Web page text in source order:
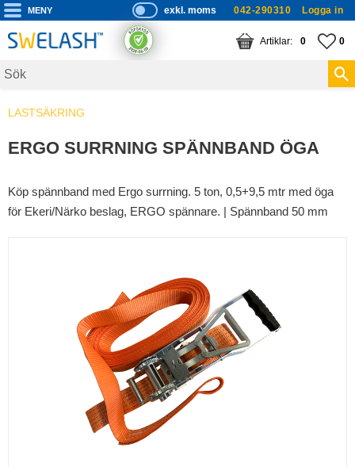
Meny
P
ri
s
s
exkl. moms 042-290310 Logga in
0
KUNDVAGN
ANTAL 0
LASTSÄKRING
ERGO SURRNING SPÄNNBAND ÖGA
Köp spännband med Ergo surrning. 5 ton, 0,5+9,5 mtr med öga
för Ekeri/Närko beslag, ERGO spännare. | Spännband 50 mm